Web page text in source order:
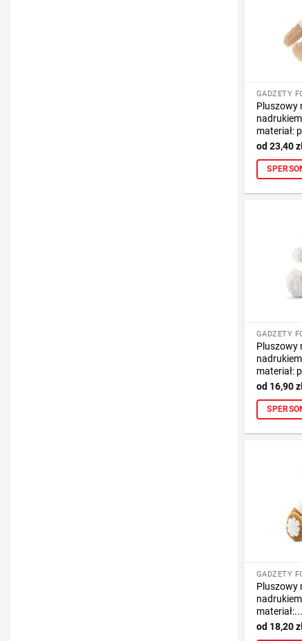
Pluszowy
materiał:
23,40
Pluszowy
materiał:
16,90
Pluszowy
materiał:...
18,20